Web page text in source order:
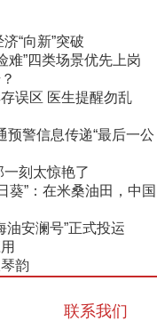
“向新”突破
难”四类场景优先上岗
误区 医生提醒勿乱
警信息传递“最后一公
刻太惊艳了
葵”：在米桑油田，中国
油安澜号”正式投运
韵
联系我们